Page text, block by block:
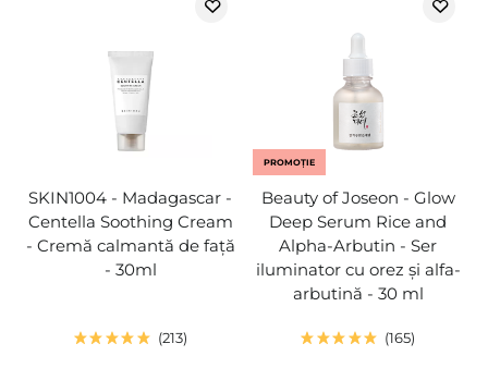
SKIN1004 - Madagascar -
Centella Soothing Cream
- Cremă calmantă de față
- 30ml
213
PROMOȚIE
Beauty of Joseon - Glow
Deep Serum Rice and
Alpha-Arbutin - Ser
iluminator cu orez și alfa-
arbutină - 30 ml
165